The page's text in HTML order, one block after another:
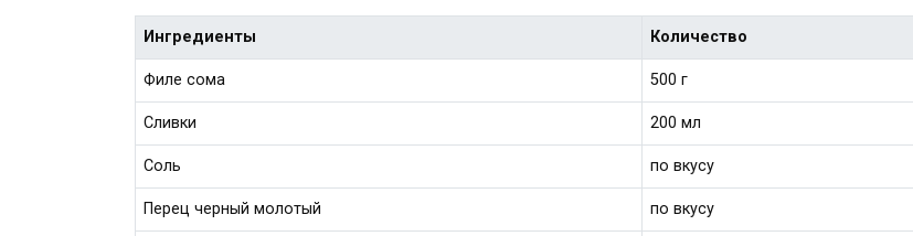
Ингредиенты Количество
Филе сома 500 г
Сливки 200 мл
Соль по вкусу
Перец черный молотый по вкусу